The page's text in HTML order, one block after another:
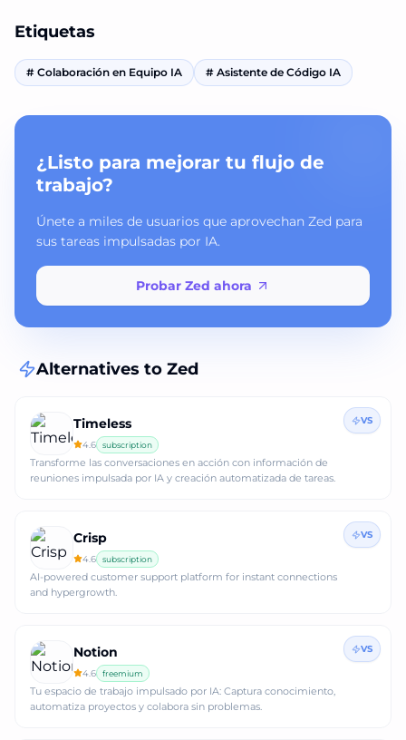
Etiquetas
# Colaboración en Equipo IA # Asistente de Código IA
¿Listo para mejorar tu flujo de
trabajo?
Únete a miles de usuarios que aprovechan Zed para
sus tareas impulsadas por IA.
Probar Zed ahora
Alternatives to Zed
Timeless
4.6 subscription
Transforme las conversaciones en acción con información de
reuniones impulsada por IA y creación automatizada de tareas.
VS
Crisp
4.6 subscription
AI-powered customer support platform for instant connections
and hypergrowth.
VS
Notion
4.6 freemium
Tu espacio de trabajo impulsado por IA: Captura conocimiento,
automatiza proyectos y colabora sin problemas.
VS